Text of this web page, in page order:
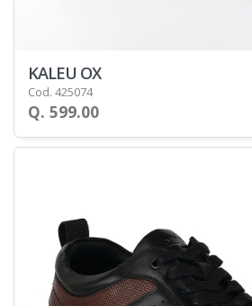
KALEU OX
Cod. 425074
Q. 599.00